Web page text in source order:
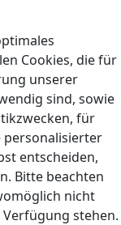
Cookies, die für
unserer
sind, sowie
für
personalisierter
entscheiden,
Bitte beachten
nicht
stehen.